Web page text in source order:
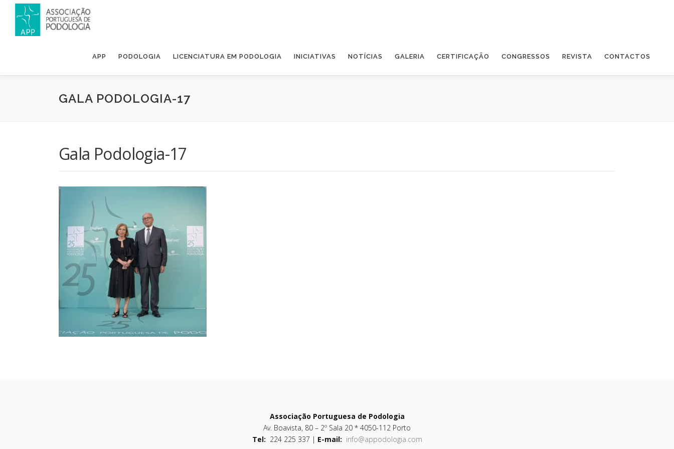
APP PODOLOGIA LICENCIATURA EM PODOLOGIA INICIATIVAS NOTÍCIAS GALERIA CERTIFICAÇÃO CONGRESSOS REVISTA CONTACTOS
GALA PODOLOGIA-17
Gala Podologia-17
Associação Portuguesa de Podologia
Av. Boavista, 80 – 2º Sala 20 * 4050-112 Porto
Tel: 224 225 337 | E-mail: info@appodologia.com